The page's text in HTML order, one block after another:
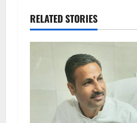
RELATED STORIES